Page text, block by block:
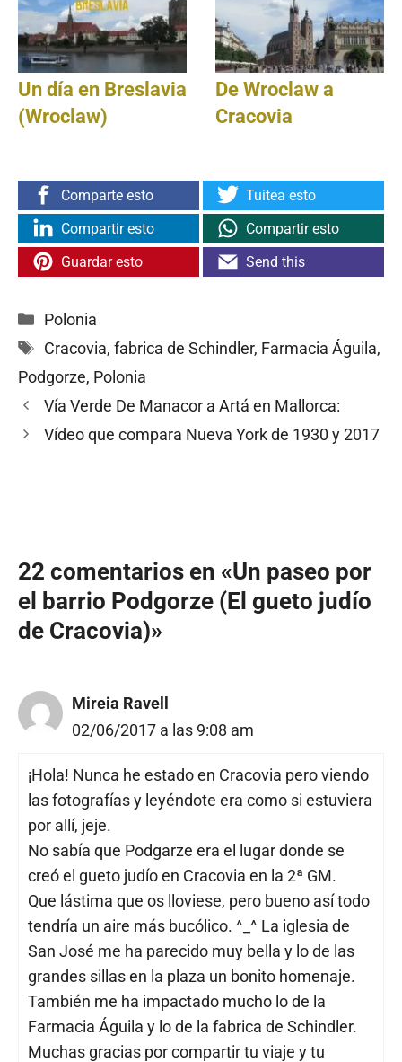
Un día en Breslavia
(Wroclaw)
De Wroclaw a
Cracovia
Comparte esto
Tuitea esto
Compartir esto
Compartir esto
Guardar esto
Send this
Categorías
Polonia
Etiquetas
Cracovia, fabrica de Schindler, Farmacia Águila,
Podgorze, Polonia
Vía Verde De Manacor a Artá en Mallorca:
Vídeo que compara Nueva York de 1930 y 2017
22 comentarios en «Un paseo por
el barrio Podgorze (El gueto judío
de Cracovia)»
Mireia Ravell
02/06/2017 a las 9:08 am
¡Hola! Nunca he estado en Cracovia pero viendo
las fotografías y leyéndote era como si estuviera
por allí, jeje.
No sabía que Podgarze era el lugar donde se
creó el gueto judío en Cracovia en la 2ª GM.
Que lástima que os lloviese, pero bueno así todo
tendría un aire más bucólico. ^_^ La iglesia de
San José me ha parecido muy bella y lo de las
grandes sillas en la plaza un bonito homenaje.
También me ha impactado mucho lo de la
Farmacia Águila y lo de la fabrica de Schindler.
Muchas gracias por compartir tu viaje y tu